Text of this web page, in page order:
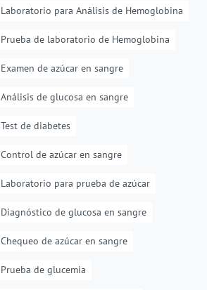
Laboratorio para Análisis de Hemoglobina
Prueba de laboratorio de Hemoglobina
Examen de azúcar en sangre
Análisis de glucosa en sangre
Test de diabetes
Control de azúcar en sangre
Laboratorio para prueba de azúcar
Diagnóstico de glucosa en sangre
Chequeo de azúcar en sangre
Prueba de glucemia